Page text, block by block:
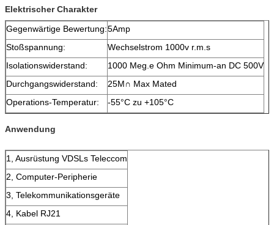
Elektrischer Charakter
Gegenwärtige Bewertung:5Amp
Stoßspannung:
Wechselstrom 1000v r.m.s
Isolationswiderstand:
1000 Meg.e Ohm Minimum-an DC 500V
Durchgangswiderstand:
25M∩ Max Mated
Operations-Temperatur:
-55°C zu +105°C
Anwendung
1, Ausrüstung VDSLs Teleccom
2, Computer-Peripherie
3, Telekommunikationsgeräte
4, Kabel RJ21